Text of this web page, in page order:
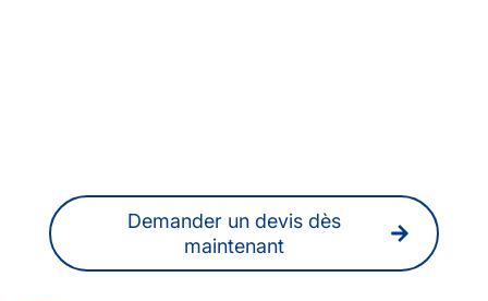
Demander un devis dès
maintenant